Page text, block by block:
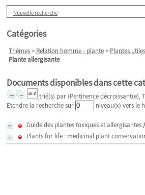
Nouvelle recherche
Catégories
Thèmes> Relation homme - plante> Plantes utiles
Plante allergisante
Documents disponibles dans cette
trié(s) par (Pertinence décroissant(e),
Etendre la recherche sur
niveau(x) vers le
Guide des plantes toxiques et allergisantes/
Plants for life : medicinal plant